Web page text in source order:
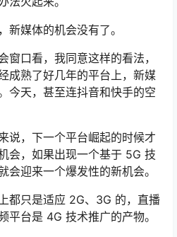
新媒体的机会没有了。
窗口看，我同意这样的看法，
成熟了好几年的平台上，新媒
今天，甚至连抖音和快手的空
说，下一个平台崛起的时候才
会，如果出现一个基于 5G 技
会迎来一个爆发性的新机会。
都只是适应 2G、3G 的，直播
平台是 4G 技术推广的产物。